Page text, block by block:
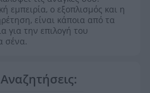
εμπειρία, ο εξοπλισμός και η
είναι κάποια από τα
για την επιλογή του
σένα.
Αναζητήσεις: